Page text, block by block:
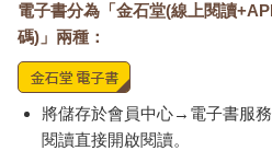
電子書分為「金石堂(線上閱讀
碼)」兩種：
將儲存於會員中心→電子書服
閱讀直接開啟閱讀。